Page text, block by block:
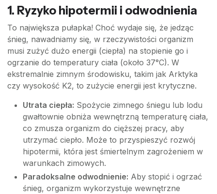
1. Ryzyko hipotermii i odwodnienia
To największa pułapka! Choć wydaje się, że jedząc
śnieg, nawadniamy się, w rzeczywistości organizm
musi zużyć dużo energii (ciepła) na stopienie go i
ogrzanie do temperatury ciała (około 37°C). W
ekstremalnie zimnym środowisku, takim jak Arktyka
czy wysokość K2, to zużycie energii jest krytyczne.
Utrata ciepła: Spożycie zimnego śniegu lub lodu
gwałtownie obniża wewnętrzną temperaturę ciała,
co zmusza organizm do cięższej pracy, aby
utrzymać ciepło. Może to przyspieszyć rozwój
hipotermii, która jest śmiertelnym zagrożeniem w
warunkach zimowych.
Paradoksalne odwodnienie: Aby stopić i ogrzać
śnieg, organizm wykorzystuje wewnętrzne